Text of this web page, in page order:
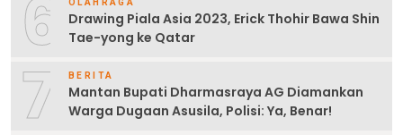
6 OLAHRAGA
Drawing Piala Asia 2023, Erick Thohir Bawa Shin
Tae-yong ke Qatar
7 BERITA
Mantan Bupati Dharmasraya AG Diamankan
Warga Dugaan Asusila, Polisi: Ya, Benar!